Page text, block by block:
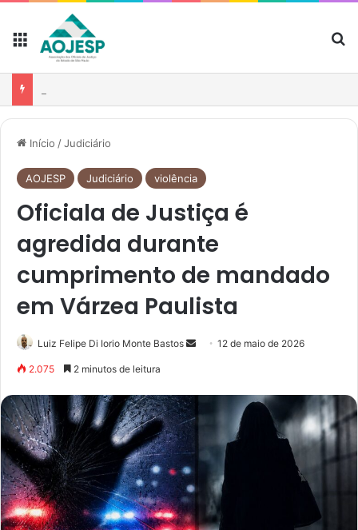
Início /Judiciário
AOJESP Judiciário violência
Oficiala de Justiça é
agredida durante
cumprimento de mandado
em Várzea Paulista
Luiz Felipe Di Iorio Monte Bastos 12 de maio de 2026
2.075 2 minutos de leitura